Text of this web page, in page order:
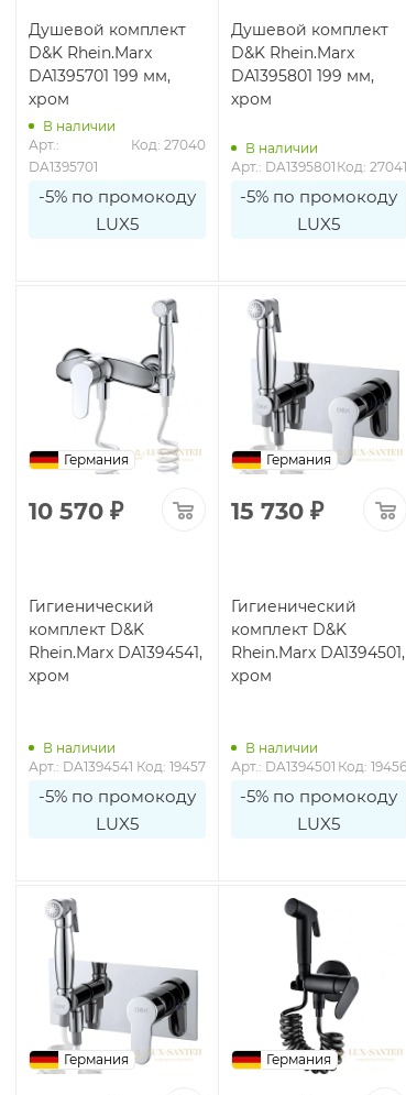
Душевой комплект
D&K Rhein.Marx
DA1395701 199 мм,
хром
В наличии
Арт.:
DA1395701
Код: 27040
-5% по промокоду
LUX5
Душевой комплект
D&K Rhein.Marx
DA1395801 199 мм,
хром
В наличии
Арт.: DA1395801 Код: 27041
-5% по промокоду
LUX5
Германия
10 570 ₽
Гигиенический
комплект D&K
Rhein.Marx DA1394541,
хром
В наличии
Арт.: DA1394541 Код: 19457
-5% по промокоду
LUX5
Германия
15 730₽
Гигиенический
комплект D&K
Rhein.Marx DA1394501,
хром
В наличии
Арт.: DA1394501 Код: 19456
-5% по промокоду
LUX5
Германия Германия